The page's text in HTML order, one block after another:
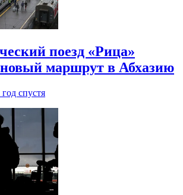
поезд «Рица»
новый маршрут в Абхазию
год спустя